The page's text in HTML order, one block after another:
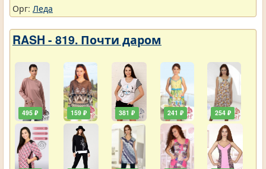
Орг: Леда
RASH - 819. Почти даром
495 ₽ 159 ₽ 381 ₽ 241 ₽ 254 ₽